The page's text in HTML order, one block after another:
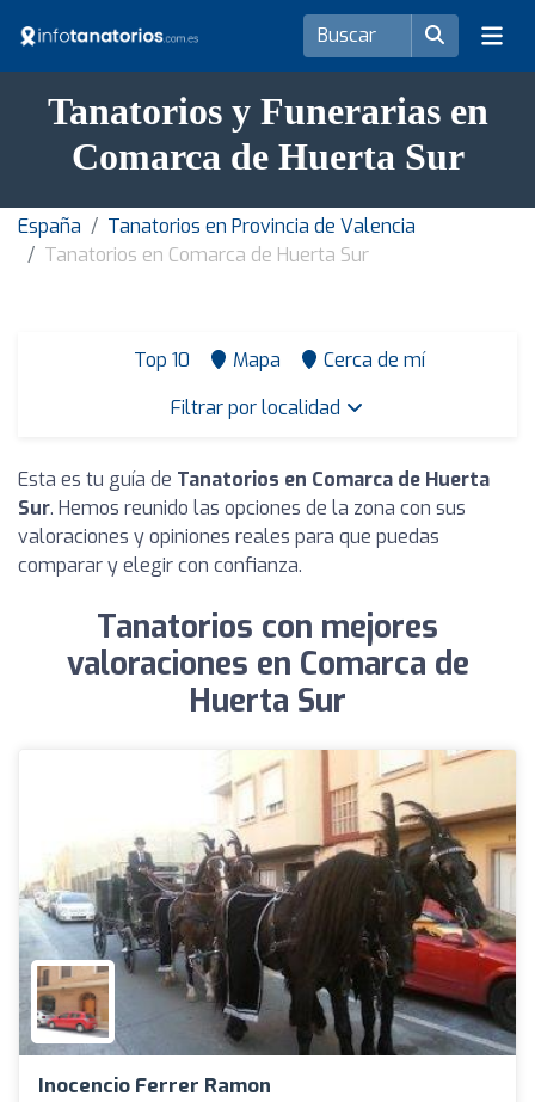
Tanatorios y Funerarias en
Comarca de Huerta Sur
España
Tanatorios en Provincia de Valencia
Tanatorios en Comarca de Huerta Sur
Top 10 Mapa
Cerca de mí
Filtrar por localidad
Esta es tu guía de Tanatorios en Comarca de Huerta
Sur. Hemos reunido las opciones de la zona con sus
valoraciones y opiniones reales para que puedas
comparar y elegir con confianza.
Tanatorios con mejores
valoraciones en Comarca de
Huerta Sur
Inocencio Ferrer Ramon